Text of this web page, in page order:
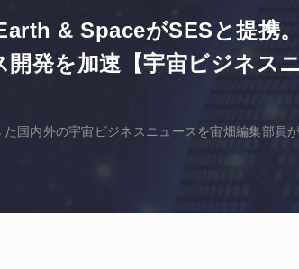
& SpaceがSESと提携
発を加速【宇宙ビジネス
た国内外の宇宙ビジネスニュースを宙畑編集部員